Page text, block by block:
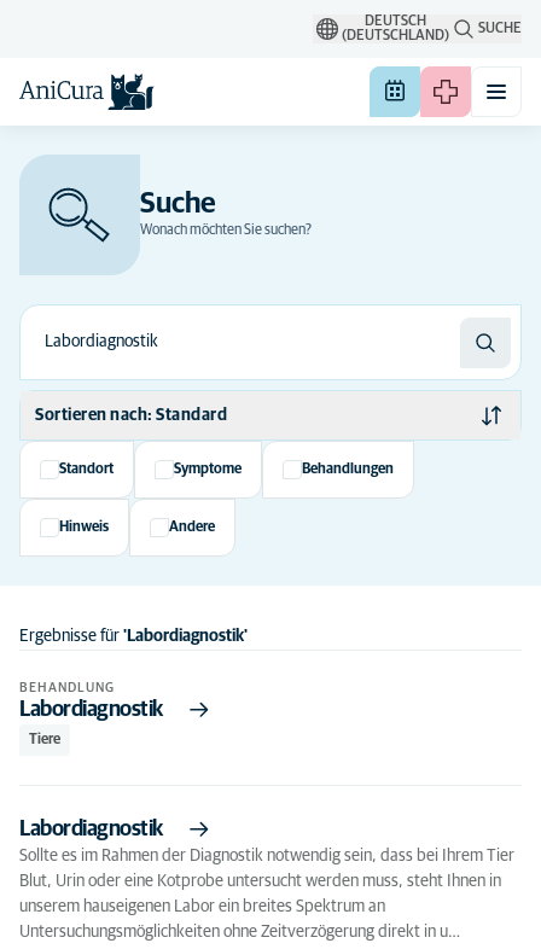
DEUTSCH
(DEUTSCHLAND)
SUCHE
Suche
Wonach möchten Sie suchen?
Sortieren nach: Standard
Standard
Alphabetisch
Standort Symptome Behandlungen
Hinweis Andere
Ergebnisse für 'Labordiagnostik'
BEHANDLUNG
Labordiagnostik
Tiere
Labordiagnostik
Sollte es im Rahmen der Diagnostik notwendig sein, dass bei Ihrem Tier
Blut, Urin oder eine Kotprobe untersucht werden muss, steht Ihnen in
unserem hauseigenen Labor ein breites Spektrum an
Untersuchungsmöglichkeiten ohne Zeitverzögerung direkt in u…